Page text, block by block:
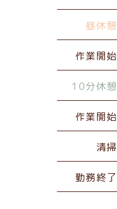
昼休憩
作業開始
10分休憩
作業開始
清掃
勤務終了